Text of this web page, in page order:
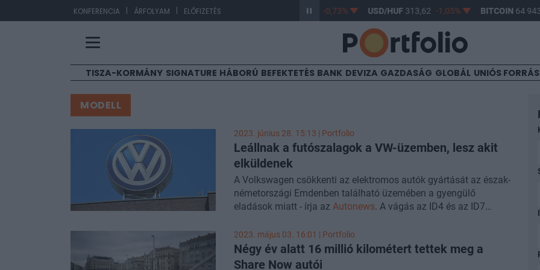
KONFERENCIA | ÁRFOLYAM | ELŐFIZETÉS -0,73% USD/HUF313,62 -1,05% BITCOIN64 943,85
TISZA-KORMÁNY SIGNATURE HÁBORÚ BEFEKTETÉS BANK DEVIZA GAZDASÁG GLOBÁL UNIÓS
MODELL
2023. június 28. 15:13 | Portfolio
Leállnak a futószalagok a VW-üzemben, lesz akit
elküldenek
A Volkswagen csökkenti az elektromos autók gyártását az észak-
németországi Emdenben található üzemében a gyengülő
eladások miatt - írja az Autonews. A vágás az ID4 és az ID7
teljes mértékben leállnak.
2023. május 03. 16:01 | Portfolio
Négy év alatt 16 millió kilométert tettek meg a
Share Now autói